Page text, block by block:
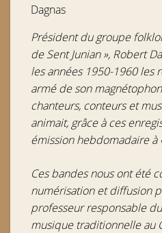
Dagnas
Président du groupe
de Sent Junian », Robert
les années 1950-1960 les
armé de son
chanteurs, conteurs et
animait, grâce à ces
émission hebdomadaire à
Ces bandes nous ont été
numérisation et diffusion
professeur responsable
musique traditionnelle au